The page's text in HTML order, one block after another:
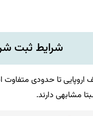
شرایط ثبت
تا حدودی متفاوت
مشابهی دارند.